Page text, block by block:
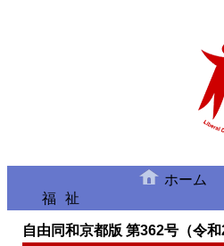
ホーム
福祉
自由同和京都版 第362号（令和